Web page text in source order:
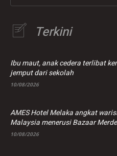
Terkini
Ibu maut, anak cedera terlibat
jemput dari sekolah
10/08/2026
AMES Hotel Melaka angkat
Malaysia menerusi Bazaar
10/08/2026